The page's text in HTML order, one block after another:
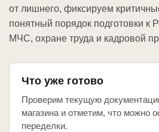
от лишнего, фиксируем
понятный порядок подготовки к
МЧС, охране труда и кадровой
Что уже готово
Проверим текущую
магазина и отметим, что можно
переделки.